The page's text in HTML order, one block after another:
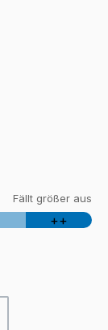
Fällt größer aus
++